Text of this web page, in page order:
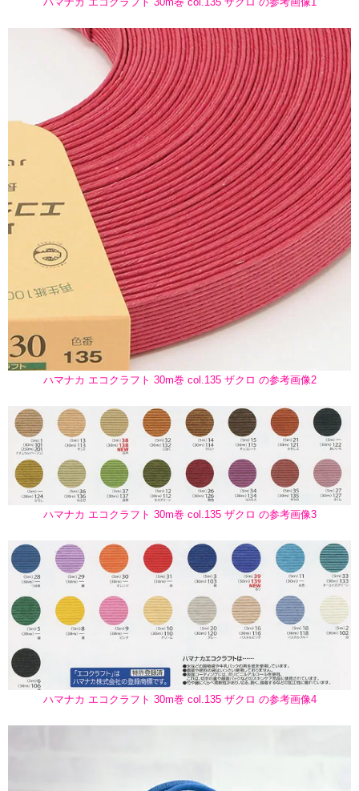
ハマナカ エコクラフト 30m巻 col.135 ザクロ の参考画像2
ハマナカ エコクラフト 30m巻 col.135 ザクロ の参考画像3
ハマナカ エコクラフト 30m巻 col.135 ザクロ の参考画像4